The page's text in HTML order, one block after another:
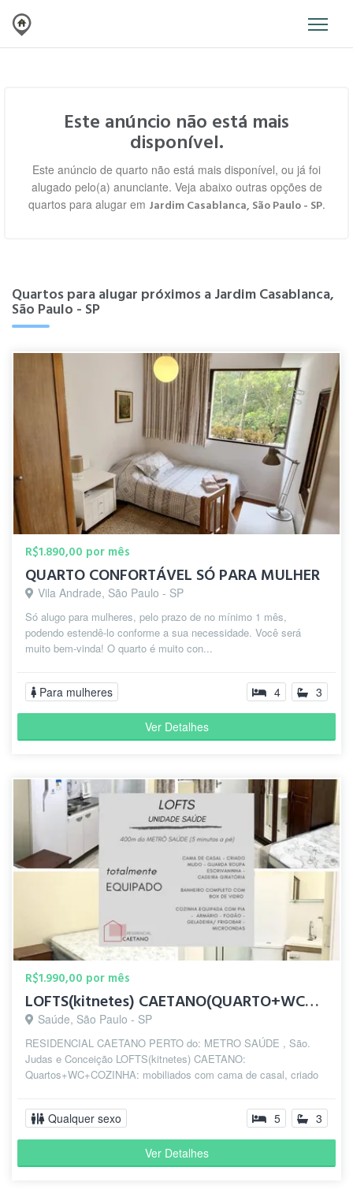
Este anúncio não está mais
disponível.
Este anúncio de quarto não está mais disponível, ou já foi
alugado pelo(a) anunciante. Veja abaixo outras opções de
quartos para alugar em Jardim Casablanca, São Paulo - SP.
Quartos para alugar próximos a Jardim Casablanca,
São Paulo - SP
R$1.890,00 por mês
QUARTO CONFORTÁVEL SÓ PARA MULHER
Vila Andrade, São Paulo - SP
Só alugo para mulheres, pelo prazo de no mínimo 1 mês,
podendo estendê-lo conforme a sua necessidade. Você será
muito bem-vinda! O quarto é muito con...
Para mulheres 4 3
Ver Detalhes
R$1.990,00 por mês
LOFTS(kitnetes) CAETANO(QUARTO+WC+COZINHA) PERTO do: METRO
Saúde, São Paulo - SP
RESIDENCIAL CAETANO PERTO do: METRO SAÚDE , São.
Judas e Conceição LOFTS(kitnetes) CAETANO:
Quartos+WC+COZINHA: mobiliados com cama de casal, criado
Qualquer sexo 5 3
Ver Detalhes